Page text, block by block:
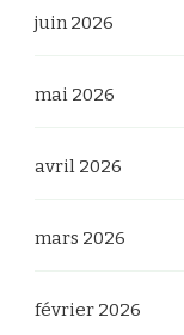
juin 2026
mai 2026
avril 2026
mars 2026
février 2026